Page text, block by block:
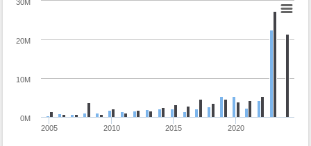
2005 2010 2015 2020
0M
10M
20M
30M